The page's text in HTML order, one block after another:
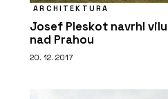
ARCHITEKTURA
Josef Pleskot navrhl
nad Prahou
20. 12. 2017